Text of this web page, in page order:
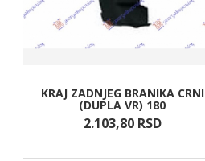
KRAJ ZADNJEG BRANIKA CRNI
(DUPLA VR) 180
2.103,80 RSD